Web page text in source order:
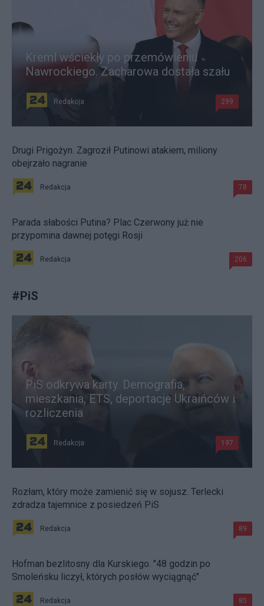
Kreml wściekły po przemówieniu
Nawrockiego. Zacharowa dostała szału
Redakcja 299
Drugi Prigożyn. Zagroził Putinowi atakiem, miliony
obejrzało nagranie
Redakcja 78
Parada słabości Putina? Plac Czerwony już nie
przypomina dawnej potęgi Rosji
Redakcja 206
#PiS
PiS odkrywa karty. Demografia,
mieszkania, ETS, deportacje Ukraińców i
rozliczenia
Redakcja 197
Rozłam, który może zamienić się w sojusz. Terlecki
zdradza tajemnice z posiedzeń PiS
Redakcja 89
Hofman bezlitosny dla Kurskiego. "48 godzin po
Smoleńsku liczył, których posłów wyciągnąć"
Redakcja 85